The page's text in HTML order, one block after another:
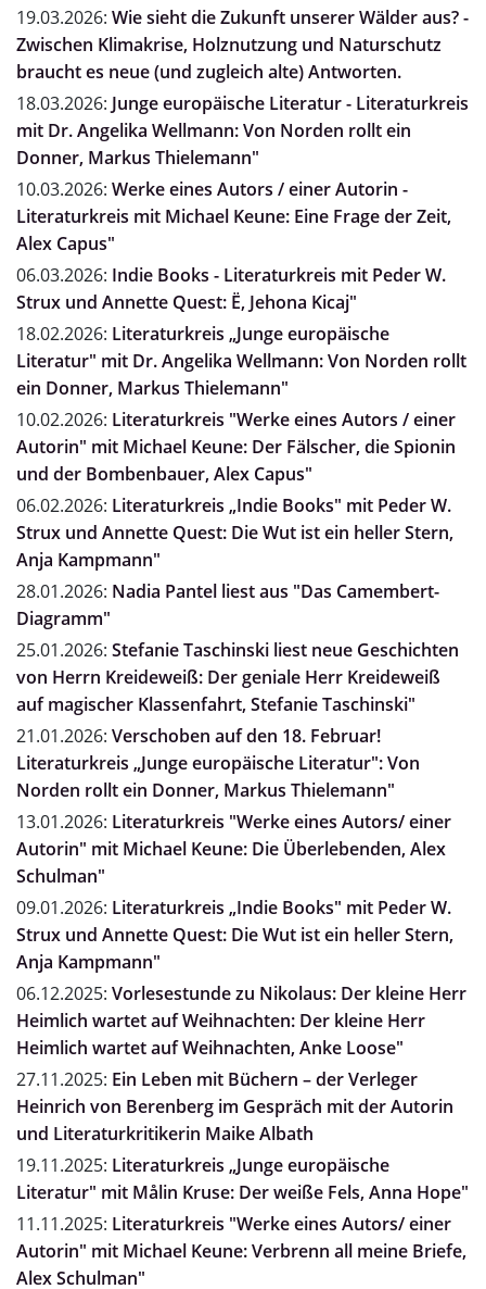
19.03.2026: Wie sieht die Zukunft unserer Wälder aus? -
Zwischen Klimakrise, Holznutzung und Naturschutz
braucht es neue (und zugleich alte) Antworten.
18.03.2026: Junge europäische Literatur - Literaturkreis
mit Dr. Angelika Wellmann: Von Norden rollt ein
Donner, Markus Thielemann"
10.03.2026: Werke eines Autors / einer Autorin -
Literaturkreis mit Michael Keune: Eine Frage der Zeit,
Alex Capus"
06.03.2026: Indie Books - Literaturkreis mit Peder W.
Strux und Annette Quest: Ë, Jehona Kicaj"
18.02.2026: Literaturkreis „Junge europäische
Literatur" mit Dr. Angelika Wellmann: Von Norden rollt
ein Donner, Markus Thielemann"
10.02.2026: Literaturkreis "Werke eines Autors / einer
Autorin" mit Michael Keune: Der Fälscher, die Spionin
und der Bombenbauer, Alex Capus"
06.02.2026: Literaturkreis „Indie Books" mit Peder W.
Strux und Annette Quest: Die Wut ist ein heller Stern,
Anja Kampmann"
28.01.2026: Nadia Pantel liest aus "Das Camembert-
Diagramm"
25.01.2026: Stefanie Taschinski liest neue Geschichten
von Herrn Kreideweiß: Der geniale Herr Kreideweiß
auf magischer Klassenfahrt, Stefanie Taschinski"
21.01.2026: Verschoben auf den 18. Februar!
Literaturkreis „Junge europäische Literatur": Von
Norden rollt ein Donner, Markus Thielemann"
13.01.2026: Literaturkreis "Werke eines Autors/ einer
Autorin" mit Michael Keune: Die Überlebenden, Alex
Schulman"
09.01.2026: Literaturkreis „Indie Books" mit Peder W.
Strux und Annette Quest: Die Wut ist ein heller Stern,
Anja Kampmann"
06.12.2025: Vorlesestunde zu Nikolaus: Der kleine Herr
Heimlich wartet auf Weihnachten: Der kleine Herr
Heimlich wartet auf Weihnachten, Anke Loose"
27.11.2025: Ein Leben mit Büchern – der Verleger
Heinrich von Berenberg im Gespräch mit der Autorin
und Literaturkritikerin Maike Albath
19.11.2025: Literaturkreis „Junge europäische
Literatur" mit Målin Kruse: Der weiße Fels, Anna Hope"
11.11.2025: Literaturkreis "Werke eines Autors/ einer
Autorin" mit Michael Keune: Verbrenn all meine Briefe,
Alex Schulman"